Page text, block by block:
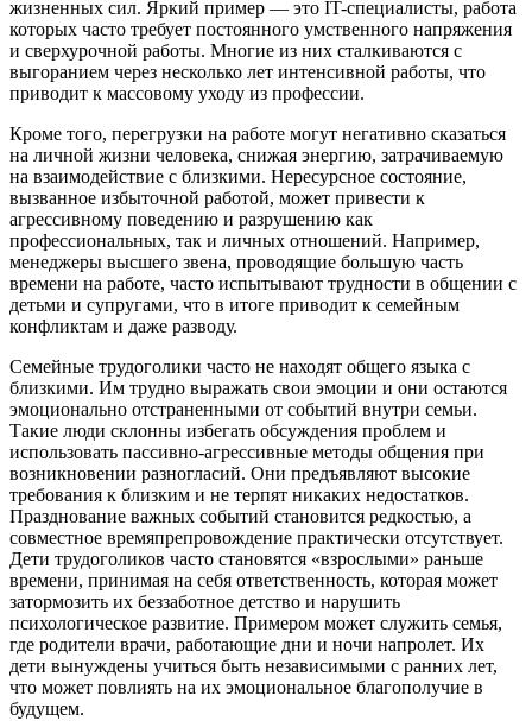
жизненных сил. Яркий пример — это IT-специалисты, работа
которых часто требует постоянного умственного напряжения
и сверхурочной работы. Многие из них сталкиваются с
выгоранием через несколько лет интенсивной работы, что
приводит к массовому уходу из профессии.
Кроме того, перегрузки на работе могут негативно сказаться
на личной жизни человека, снижая энергию, затрачиваемую
на взаимодействие с близкими. Нересурсное состояние,
вызванное избыточной работой, может привести к
агрессивному поведению и разрушению как
профессиональных, так и личных отношений. Например,
менеджеры высшего звена, проводящие большую часть
времени на работе, часто испытывают трудности в общении с
детьми и супругами, что в итоге приводит к семейным
конфликтам и даже разводу.
Семейные трудоголики часто не находят общего языка с
близкими. Им трудно выражать свои эмоции и они остаются
эмоционально отстраненными от событий внутри семьи.
Такие люди склонны избегать обсуждения проблем и
использовать пассивно-агрессивные методы общения при
возникновении разногласий. Они предъявляют высокие
требования к близким и не терпят никаких недостатков.
Празднование важных событий становится редкостью, а
совместное времяпрепровождение практически отсутствует.
Дети трудоголиков часто становятся «взрослыми» раньше
времени, принимая на себя ответственность, которая может
затормозить их беззаботное детство и нарушить
психологическое развитие. Примером может служить семья,
где родители врачи, работающие дни и ночи напролет. Их
дети вынуждены учиться быть независимыми с ранних лет,
что может повлиять на их эмоциональное благополучие в
будущем.